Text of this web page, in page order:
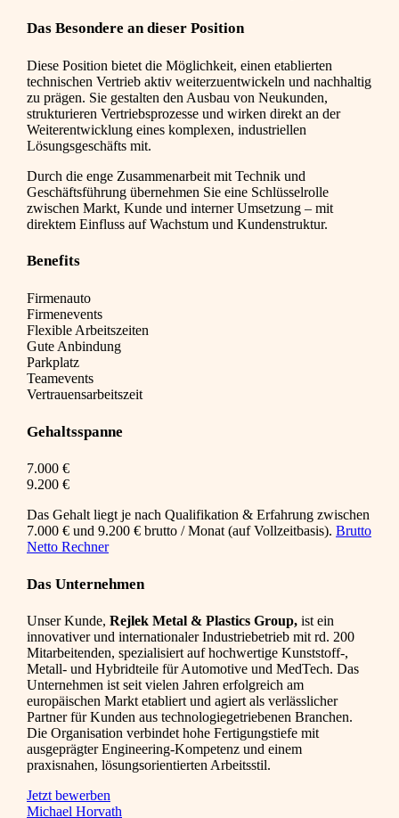
Das Besondere an dieser Position
Diese Position bietet die Möglichkeit, einen etablierten
technischen Vertrieb aktiv weiterzuentwickeln und nachhaltig
zu prägen. Sie gestalten den Ausbau von Neukunden,
strukturieren Vertriebsprozesse und wirken direkt an der
Weiterentwicklung eines komplexen, industriellen
Lösungsgeschäfts mit.
Durch die enge Zusammenarbeit mit Technik und
Geschäftsführung übernehmen Sie eine Schlüsselrolle
zwischen Markt, Kunde und interner Umsetzung – mit
direktem Einfluss auf Wachstum und Kundenstruktur.
Benefits
Firmenauto
Firmenevents
Flexible Arbeitszeiten
Gute Anbindung
Parkplatz
Teamevents
Vertrauensarbeitszeit
Gehaltsspanne
7.000 €
9.200 €
Das Gehalt liegt je nach Qualifikation & Erfahrung zwischen
7.000 € und 9.200 € brutto / Monat (auf Vollzeitbasis). Brutto
Netto Rechner
Das Unternehmen
Unser Kunde, Rejlek Metal & Plastics Group, ist ein
innovativer und internationaler Industriebetrieb mit rd. 200
Mitarbeitenden, spezialisiert auf hochwertige Kunststoff-,
Metall- und Hybridteile für Automotive und MedTech. Das
Unternehmen ist seit vielen Jahren erfolgreich am
europäischen Markt etabliert und agiert als verlässlicher
Partner für Kunden aus technologiegetriebenen Branchen.
Die Organisation verbindet hohe Fertigungstiefe mit
ausgeprägter Engineering-Kompetenz und einem
praxisnahen, lösungsorientierten Arbeitsstil.
Jetzt bewerben
Michael Horvath